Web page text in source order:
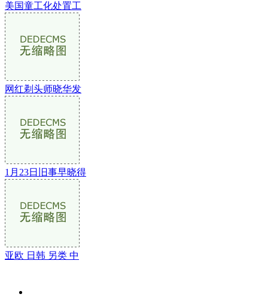
美国童工化处置工
网红剃头师晓华发
1月23日旧事早晓得
亚欧 日韩 另类 中